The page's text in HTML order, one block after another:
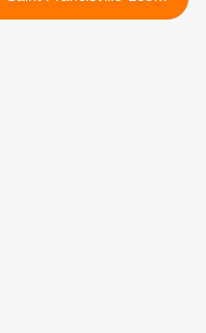
extérieurs. >